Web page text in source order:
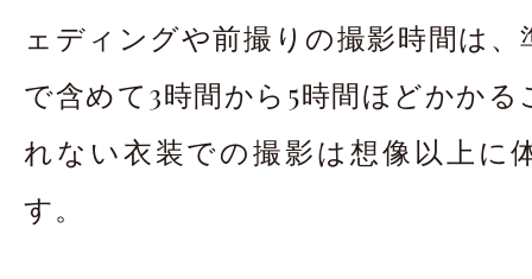
ェディングや前撮りの撮影時間は
で含めて3時間から5時間ほどかか
れない衣装での撮影は想像以上に
す。